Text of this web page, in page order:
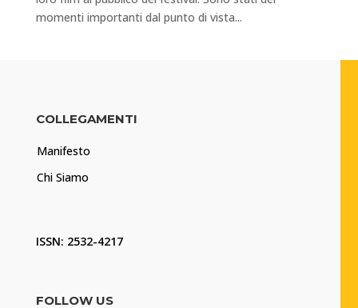
momenti importanti dal punto di vista...
COLLEGAMENTI
Manifesto
Chi Siamo
ISSN: 2532-4217
FOLLOW US